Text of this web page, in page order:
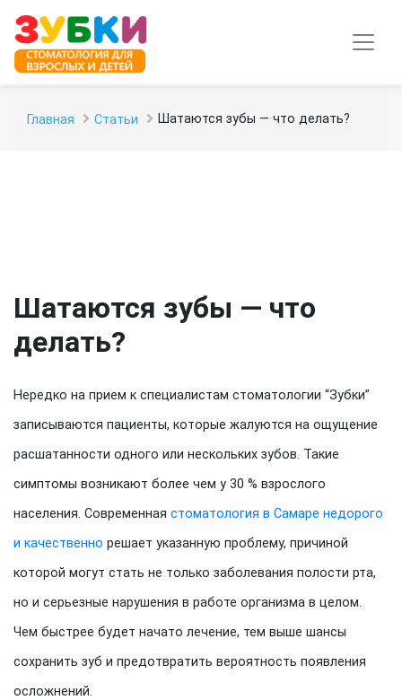
Главная Статьи Шатаются зубы — что делать?
Шатаются зубы — что
делать?
Нередко на прием к специалистам стоматологии “Зубки”
записываются пациенты, которые жалуются на ощущение
расшатанности одного или нескольких зубов. Такие
симптомы возникают более чем у 30 % взрослого
населения. Современная стоматология в Самаре недорого
и качественно решает указанную проблему, причиной
которой могут стать не только заболевания полости рта,
но и серьезные нарушения в работе организма в целом.
Чем быстрее будет начато лечение, тем выше шансы
сохранить зуб и предотвратить вероятность появления
осложнений.